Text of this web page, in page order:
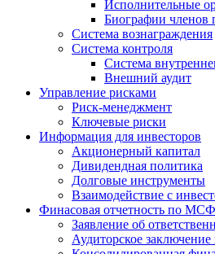
Исполнительные
Биографии членов
Система вознаграждения
Система контроля
Система
Внешний аудит
Управление рисками
Риск-менеджмент
Ключевые риски
Информация для инвесторов
Акционерный капитал
Дивидендная политика
Долговые инструменты
Взаимодействие с
Финасовая отчетность по
Заявление об
Аудиторское